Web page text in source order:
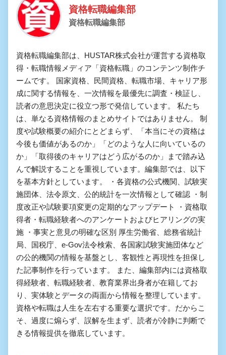
資格転職編集部
資格転職編集部
資格転職編集部は、HUSTAR株式会社が運営する資格取
得・転職情報メディア「資格転職」のコンテンツ制作チ
ームです。 国家資格、民間資格、転職市場、キャリア形
成に関する情報を、一次情報を最優先に調査・検証し、
読者の意思決定に役立つ形で発信しています。 私たち
は、単なる資格情報のまとめサイトではありません。 制
度や試験概要の紹介にとどまらず、「本当にその資格は
今後も価値があるのか」「どのような人に向いているの
か」「取得後のキャリアはどう広がるのか」まで踏み込
んで解説することを重視しています。編集部では、以下
を基本方針としています。 ・各資格の公式機関、試験実
施団体、法令原文、公的統計を一次情報として確認 ・制
度改正や試験要項変更の定期的なアップデート ・資格取
得者・転職経験者へのアンケートおよびヒアリングの実
施 ・事実と意見の明確な区別 厚生労働省、総務省統計
局、国税庁、e-Gov法令検索、各国家試験実施団体など
の公的機関の情報を基盤とし、客観性と再現性を担保し
た記事制作を行っています。 また、編集部内には資格取
得経験者、転職経験者、教育業界出身者が在籍してお
り、実体験とデータの両面から情報を整理しています。
資格や転職は人生を左右する重要な選択です。だからこ
そ、過度に煽らず、誤解を生まず、読者が冷静に判断で
きる情報提供を徹底しています。